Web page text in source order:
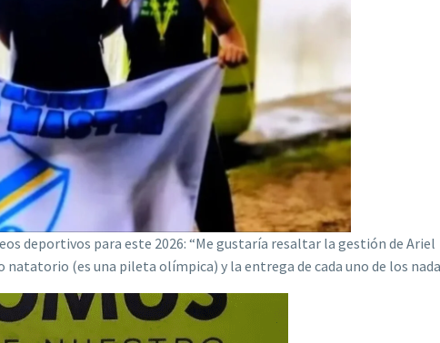
deportivos para este 2026: “Me gustaría resaltar la gestión de Ariel
(es una pileta olímpica) y la entrega de cada uno de los